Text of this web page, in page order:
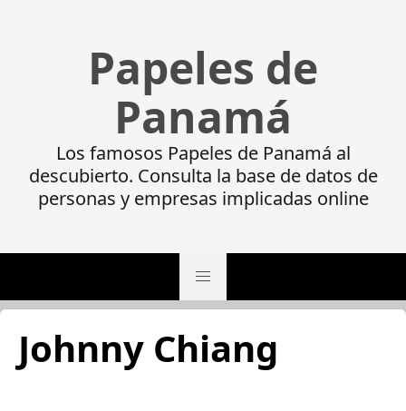
Papeles de
Panamá
Los famosos Papeles de Panamá al
descubierto. Consulta la base de datos de
personas y empresas implicadas online
Johnny Chiang